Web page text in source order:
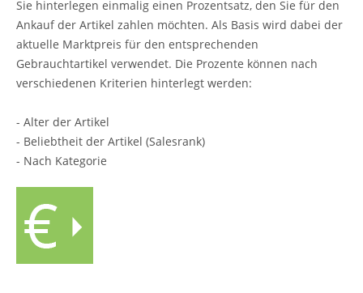
Sie hinterlegen einmalig einen Prozentsatz, den Sie für den
Ankauf der Artikel zahlen möchten. Als Basis wird dabei der
aktuelle Marktpreis für den entsprechenden
Gebrauchtartikel verwendet. Die Prozente können nach
verschiedenen Kriterien hinterlegt werden:
- Alter der Artikel
- Beliebtheit der Artikel (Salesrank)
- Nach Kategorie